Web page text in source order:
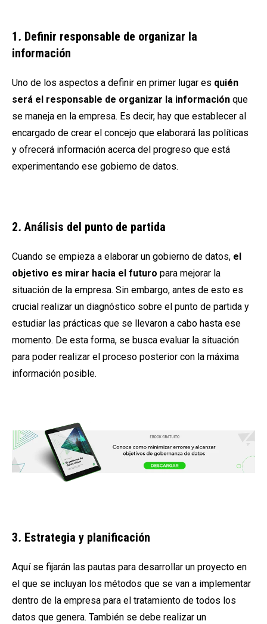
1. Definir responsable de organizar la
información
Uno de los aspectos a definir en primer lugar es quién
será el responsable de organizar la información que
se maneja en la empresa. Es decir, hay que establecer al
encargado de crear el concejo que elaborará las políticas
y ofrecerá información acerca del progreso que está
experimentando ese gobierno de datos.
2. Análisis del punto de partida
Cuando se empieza a elaborar un gobierno de datos, el
objetivo es mirar hacia el futuro para mejorar la
situación de la empresa. Sin embargo, antes de esto es
crucial realizar un diagnóstico sobre el punto de partida y
estudiar las prácticas que se llevaron a cabo hasta ese
momento. De esta forma, se busca evaluar la situación
para poder realizar el proceso posterior con la máxima
información posible.
3. Estrategia y planificación
Aquí se fijarán las pautas para desarrollar un proyecto en
el que se incluyan los métodos que se van a implementar
dentro de la empresa para el tratamiento de todos los
datos que genera. También se debe realizar un